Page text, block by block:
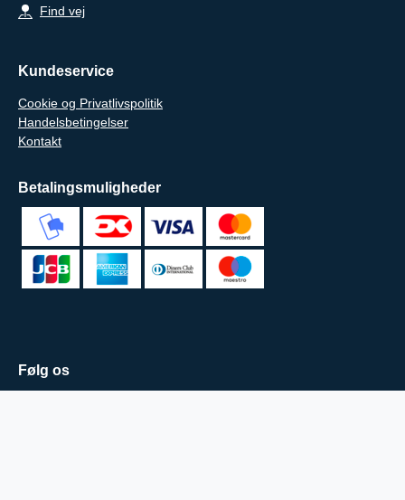
Find vej
Kundeservice
Cookie og Privatlivspolitik
Handelsbetingelser
Kontakt
Betalingsmuligheder
Følg os